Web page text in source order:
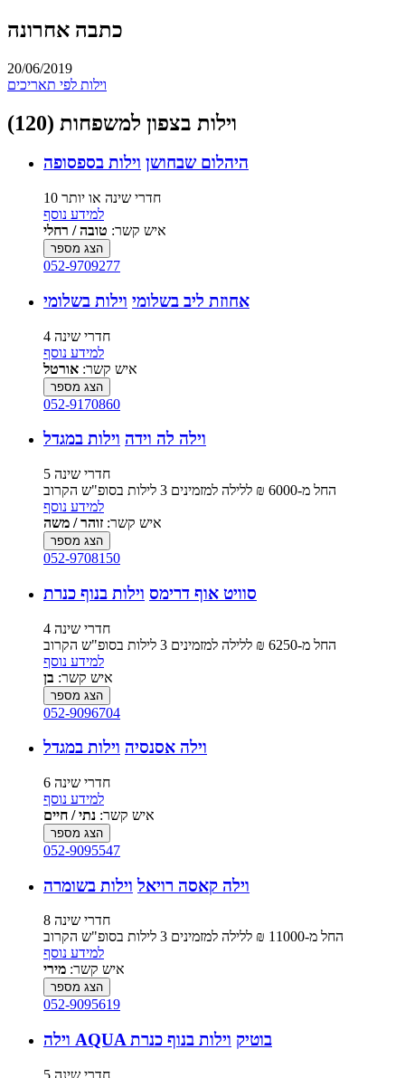
כתבה אחרונה
20/06/2019
וילות לפי תאריכים
וילות בצפון למשפחות (120)
היהלום שבחושן וילות בספסופה
10 חדרי שינה או יותר
למידע נוסף
איש קשר: טובה / רחלי
הצג מספר
052-9709277
אחוזת ליב בשלומי וילות בשלומי
4 חדרי שינה
למידע נוסף
איש קשר: אורטל
הצג מספר
052-9170860
וילה לה וידה וילות במגדל
5 חדרי שינה
החל מ-‏6000 ₪ ללילה למזמינים 3 לילות בסופ"ש הקרוב
למידע נוסף
איש קשר: זוהר / משה
הצג מספר
052-9708150
סוויט אוף דרימס וילות בנוף כנרת
4 חדרי שינה
החל מ-‏6250 ₪ ללילה למזמינים 3 לילות בסופ"ש הקרוב
למידע נוסף
איש קשר: בן
הצג מספר
052-9096704
וילה אסנסיה וילות במגדל
6 חדרי שינה
למידע נוסף
איש קשר: נתי / חיים
הצג מספר
052-9095547
וילה קאסה רויאל וילות בשומרה
8 חדרי שינה
החל מ-‏11000 ₪ ללילה למזמינים 3 לילות בסופ"ש הקרוב
למידע נוסף
איש קשר: מירי
הצג מספר
052-9095619
וילה AQUA בוטיק וילות בנוף כנרת
5 חדרי שינה